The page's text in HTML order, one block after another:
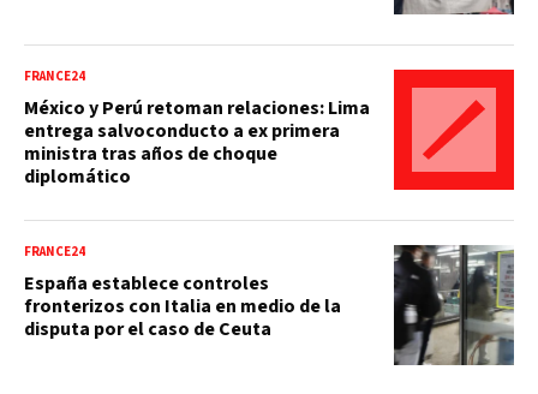
FRANCE24
México y Perú retoman relaciones: Lima
entrega salvoconducto a ex primera
ministra tras años de choque
diplomático
FRANCE24
España establece controles
fronterizos con Italia en medio de la
disputa por el caso de Ceuta